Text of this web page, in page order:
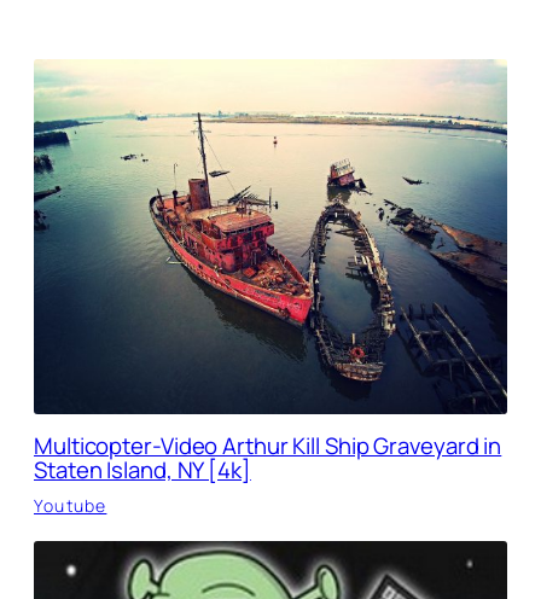
Multicopter-Video Arthur Kill Ship Graveyard in
Staten Island, NY [4k]
Youtube